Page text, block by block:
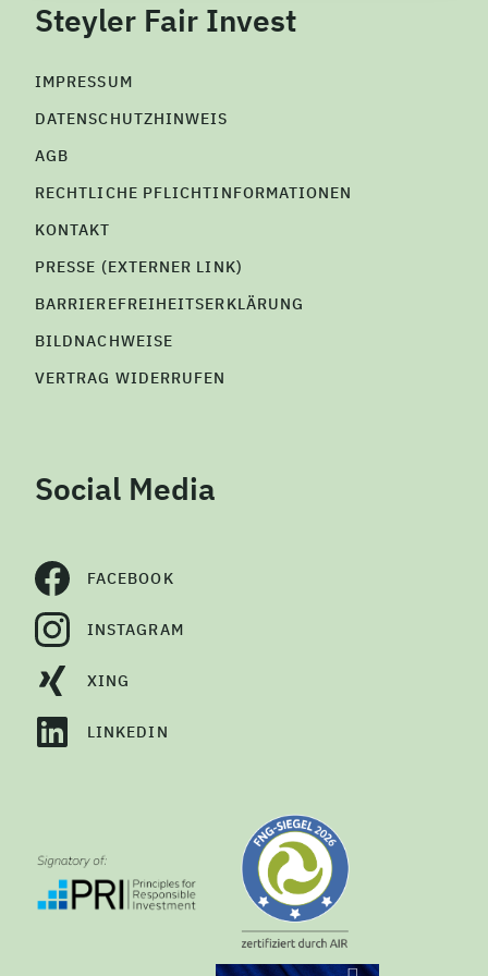
Steyler Fair Invest
IMPRESSUM
DATENSCHUTZHINWEIS
AGB
RECHTLICHE PFLICHTINFORMATIONEN
KONTAKT
PRESSE (EXTERNER LINK)
BARRIEREFREIHEITSERKLÄRUNG
BILDNACHWEISE
VERTRAG WIDERRUFEN
Social Media
FACEBOOK
INSTAGRAM
XING
LINKEDIN